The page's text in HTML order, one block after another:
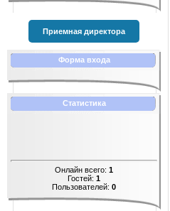
Приемная директора
Форма входа
Статистика
Онлайн всего: 1
Гостей: 1
Пользователей: 0